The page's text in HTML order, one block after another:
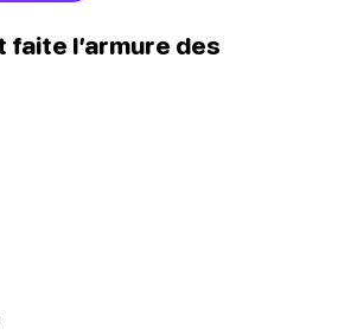
faite l’armure des